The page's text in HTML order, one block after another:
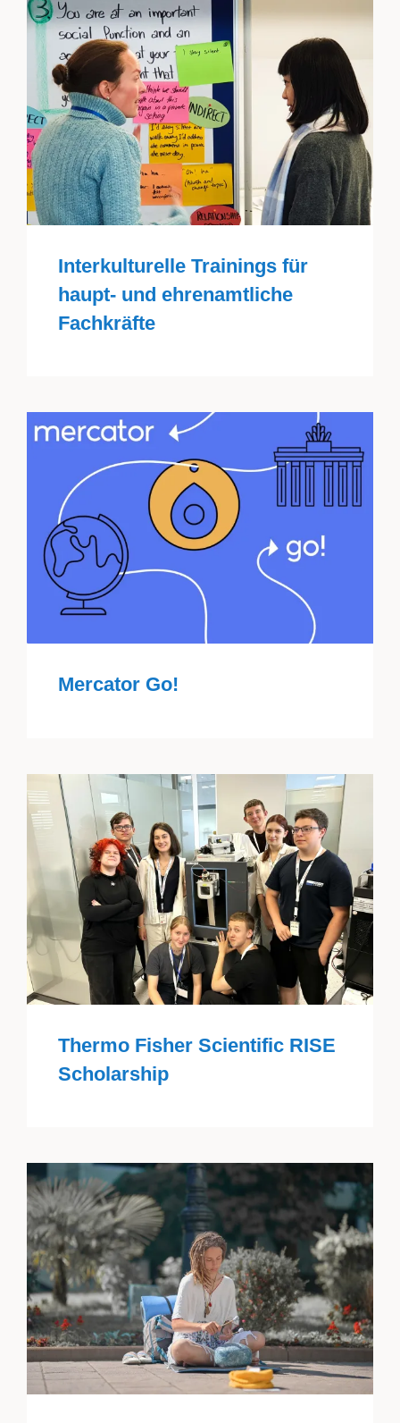
Interkulturelle Trainings für
haupt- und ehrenamtliche
Fachkräfte
Mercator Go!
Thermo Fisher Scientific RISE
Scholarship